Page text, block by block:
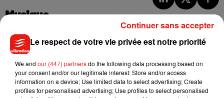
Musique
7 août 2026
dans son nouveau clip
Le respect de votre vie privée est notre priorité
We and our (447) partnersdo the following data processing based on
your consent and/or our legitimate interest: Store and/or access
information on a device; Use limited data to select advertising; Create
profiles for personalised advertising; Use profiles to select personalised
Continuer sans accepter